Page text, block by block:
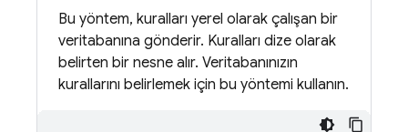
Bu yöntem, kuralları yerel olarak çalışan bir
veritabanına gönderir. Kuralları dize olarak
belirten bir nesne alır. Veritabanınızın
kurallarını belirlemek için bu yöntemi kullanın.